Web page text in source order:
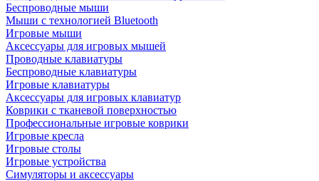
Беспроводные мыши
Мыши с технологией Bluetooth
Игровые мыши
Аксессуары для игровых мышей
Проводные клавиатуры
Беспроводные клавиатуры
Игровые клавиатуры
Аксессуары для игровых клавиатур
Коврики с тканевой поверхностью
Профессиональные игровые коврики
Игровые кресла
Игровые столы
Игровые устройства
Симуляторы и аксессуары